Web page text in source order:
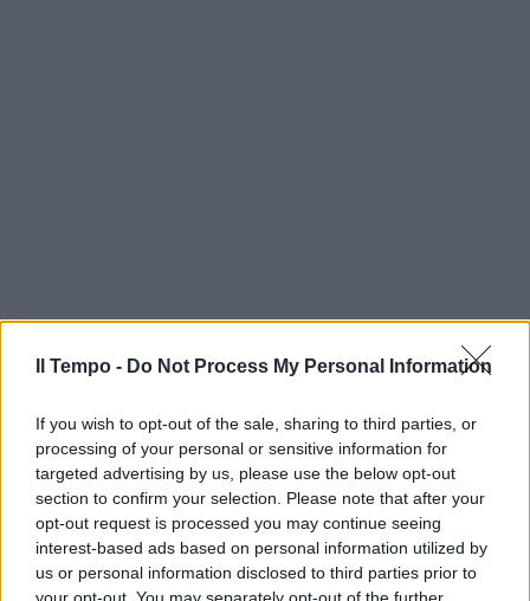
Il Tempo - Do Not Process My Personal Information
If you wish to opt-out of the sale, sharing to third parties, or
processing of your personal or sensitive information for
targeted advertising by us, please use the below opt-out
section to confirm your selection. Please note that after your
opt-out request is processed you may continue seeing
interest-based ads based on personal information utilized by
us or personal information disclosed to third parties prior to
your opt-out. You may separately opt-out of the further